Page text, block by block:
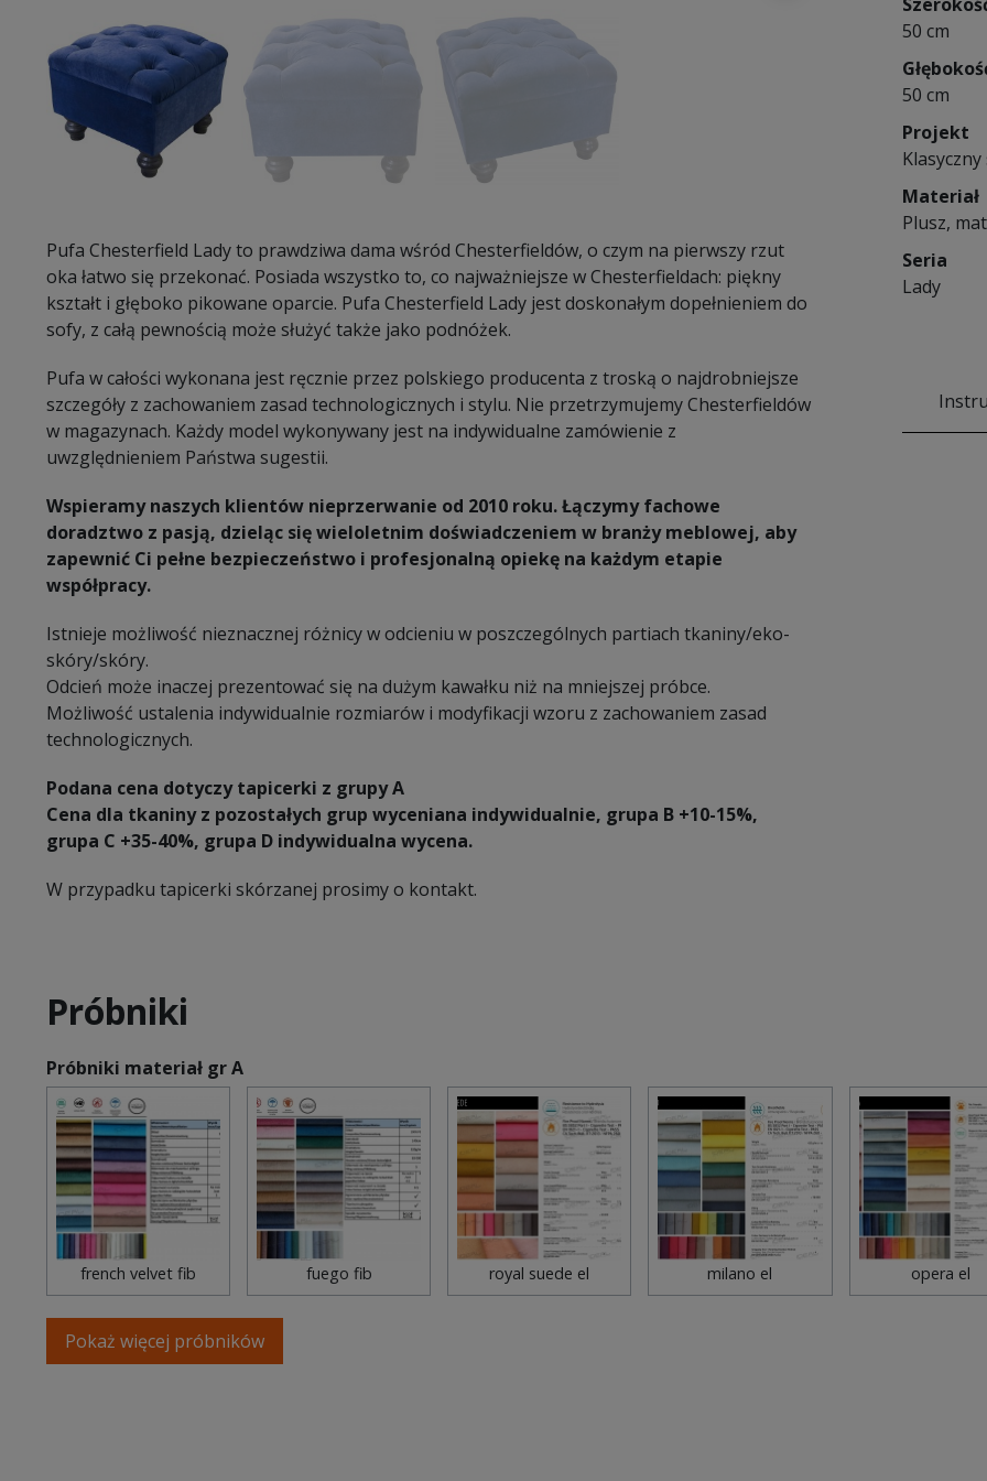
Pufa Chesterfield Lady to prawdziwa dama wśród Chesterfieldów, o czym na pierwszy rzut
oka łatwo się przekonać. Posiada wszystko to, co najważniejsze w Chesterfieldach: piękny
kształt i głęboko pikowane oparcie. Pufa Chesterfield Lady jest doskonałym dopełnieniem do
sofy, z całą pewnością może służyć także jako podnóżek.
Pufa w całości wykonana jest ręcznie przez polskiego producenta z troską o najdrobniejsze
szczegóły z zachowaniem zasad technologicznych i stylu. Nie przetrzymujemy Chesterfieldów
w magazynach. Każdy model wykonywany jest na indywidualne zamówienie z
uwzględnieniem Państwa sugestii.
Wspieramy naszych klientów nieprzerwanie od 2010 roku. Łączymy fachowe
doradztwo z pasją, dzieląc się wieloletnim doświadczeniem w branży meblowej, aby
zapewnić Ci pełne bezpieczeństwo i profesjonalną opiekę na każdym etapie
współpracy.
Istnieje możliwość nieznacznej różnicy w odcieniu w poszczególnych partiach tkaniny/eko-
skóry/skóry.
Odcień może inaczej prezentować się na dużym kawałku niż na mniejszej próbce.
Możliwość ustalenia indywidualnie rozmiarów i modyfikacji wzoru z zachowaniem zasad
technologicznych.
Podana cena dotyczy tapicerki z grupy A
Cena dla tkaniny z pozostałych grup wyceniana indywidualnie, grupa B +10-15%,
grupa C +35-40%, grupa D indywidualna wycena.
W przypadku tapicerki skórzanej prosimy o kontakt.
50 cm
50 cm
Projekt
Materiał
Plusz,
Seria
Lady
Próbniki
Próbniki materiał gr A
french velvet fib fuego fib royal suede el milano el opera el
Pokaż więcej próbników